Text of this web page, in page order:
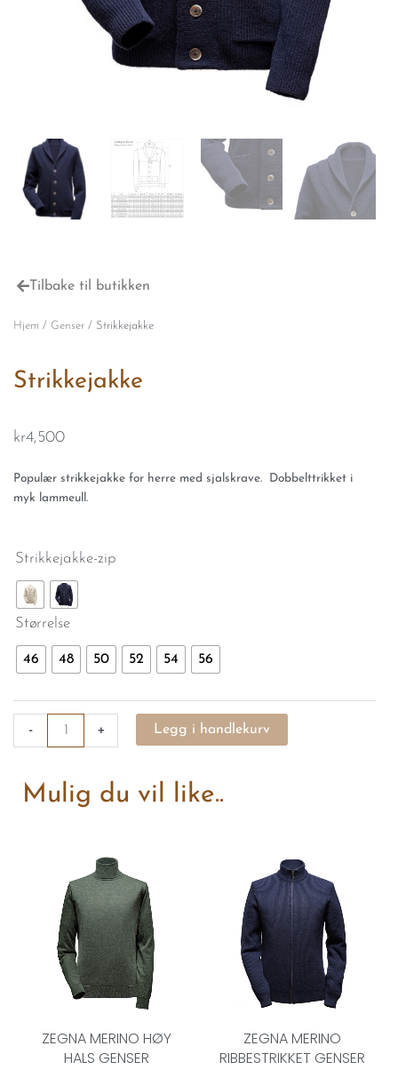
Tilbake til butikken
Hjem / Genser / Strikkejakke
Strikkejakke
kr4,500
Populær strikkejakke for herre med sjalskrave. Dobbelttrikket i
myk lammeull.
Strikkejakke-zip
Størrelse
46 48 50 52 54 56
-
Strikkejakke
+ Legg i handlekurv
Mulig du vil like..
ZEGNA MERINO HØY
HALS GENSER
ZEGNA MERINO
RIBBESTRIKKET GENSER